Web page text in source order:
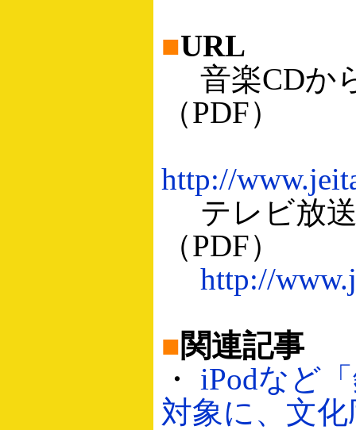
■URL
音楽CDか
（PDF）
http://
テレビ放送
（PDF）
http://
■関連記事
・ iPodなど
対象に、文化